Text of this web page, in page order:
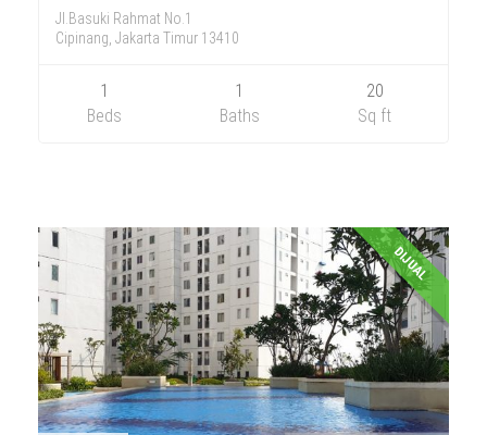
Jl.Basuki Rahmat No.1
Cipinang, Jakarta Timur 13410
1
Beds
1
Baths
20
Sq ft
DIJUAL